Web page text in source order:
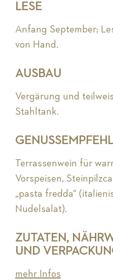
LESE
Anfang September;
von Hand.
AUSBAU
Vergärung und
Stahltank.
Terrassenwein für
Vorspeisen,
„pasta fredda“
Nudelsalat).
ZUTATEN,
UND
mehr Infos